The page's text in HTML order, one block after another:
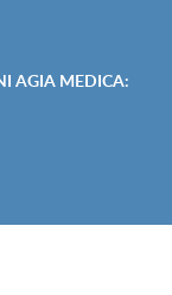
AGIA MEDICA: